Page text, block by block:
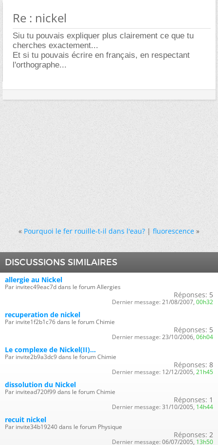
Re : nickel
Siu tu pouvais expliquer plus clairement ce que tu
cherches exactement...
Et si tu pouvais écrire en français, en respectant
l'orthographe...
« Pourquoi le fer rouille-t-il dans l'eau?|fluorescence »
DISCUSSIONS SIMILAIRES
allergie au Nickel
Par invitec49eac7d dans le forum Allergies
Réponses: 5
Dernier message: 21/08/2007, 00h32
recuperation de nickel
Par invite1f2b1c76 dans le forum Chimie
Réponses: 5
Dernier message: 23/10/2006, 06h04
Le complexe de Nickel(II)...
Par invite2b9a3dc9 dans le forum Chimie
Réponses: 8
Dernier message: 12/12/2005, 21h45
dissolution du Nickel
Par invitead720f99 dans le forum Chimie
Réponses: 1
Dernier message: 31/10/2005, 14h44
recuit nickel
Par invite34b19240 dans le forum Physique
Réponses: 2
Dernier message: 06/07/2005, 13h50